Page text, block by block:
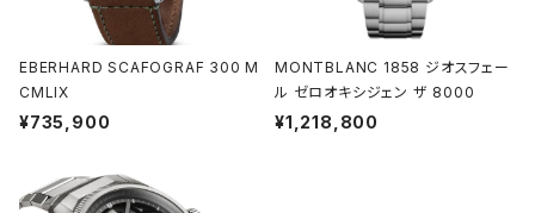
EBERHARD SCAFOGRAF 300 M
CMLIX
¥735,900
MONTBLANC 1858 ジオスフェー
ル ゼロオキシジェン ザ 8000
¥1,218,800